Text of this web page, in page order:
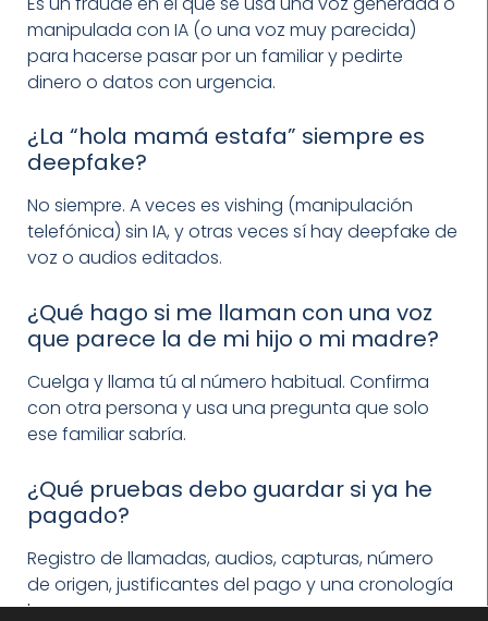
manipulada con IA (o una voz muy parecida)
para hacerse pasar por un familiar y pedirte
dinero o datos con urgencia.
¿La “hola mamá estafa” siempre es
deepfake?
No siempre. A veces es vishing (manipulación
telefónica) sin IA, y otras veces sí hay deepfake de
voz o audios editados.
¿Qué hago si me llaman con una voz
que parece la de mi hijo o mi madre?
Cuelga y llama tú al número habitual. Confirma
con otra persona y usa una pregunta que solo
ese familiar sabría.
¿Qué pruebas debo guardar si ya he
pagado?
Registro de llamadas, audios, capturas, número
de origen, justificantes del pago y una cronología
breve.